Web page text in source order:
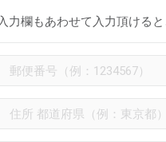
欄もあわせて入力頂けると